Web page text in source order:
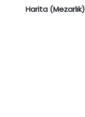
Harita (Mezarlık)